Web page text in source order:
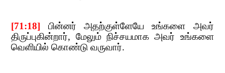
[71:18]
பின்னர் அதற்குள்ளேயே உங்களை அவர்
திருப்புகின்றார்,​​ மேலும் நிச்சயமாக அவர் உங்களை
வெளியில் ​​ கொண்டு வருவார்.